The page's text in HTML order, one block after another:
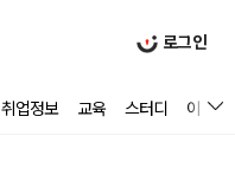
로그인
취업정보 교육 스터디 이벤트